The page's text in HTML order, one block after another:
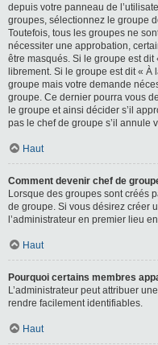
depuis votre panneau de
groupes, sélectionnez le groupe
Toutefois, tous les groupes ne
nécessiter une approbation,
être masqués. Si le groupe est
librement. Si le groupe est dit «
groupe mais votre demande
groupe. Ce dernier pourra vous
le groupe et ainsi décider s’il
pas le chef de groupe s’il annule
Haut
Comment devenir chef de
Lorsque des groupes sont créés
de groupe. Si vous désirez créer
l’administrateur en premier lieu
Haut
Pourquoi certains membres
L’administrateur peut attribuer
rendre facilement identifiables.
Haut